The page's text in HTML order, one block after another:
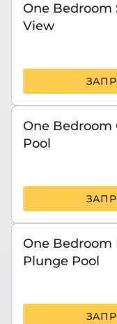
One Bedroom
View
One Bedroom
Pool
One Bedroom
Plunge Pool